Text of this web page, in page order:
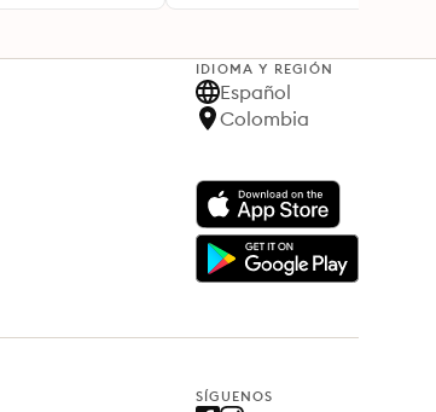
IDIOMA Y REGIÓN
Español
Colombia
SÍGUENOS